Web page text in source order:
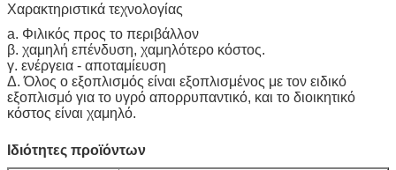
Χαρακτηριστικά τεχνολογίας
a. Φιλικός προς το περιβάλλον
β. χαμηλή επένδυση, χαμηλότερο κόστος.
γ. ενέργεια - αποταμίευση
Δ. Όλος ο εξοπλισμός είναι εξοπλισμένος με τον ειδικό
εξοπλισμό για το υγρό απορρυπαντικό, και το διοικητικό
κόστος είναι χαμηλό.
Ιδιότητες προϊόντων